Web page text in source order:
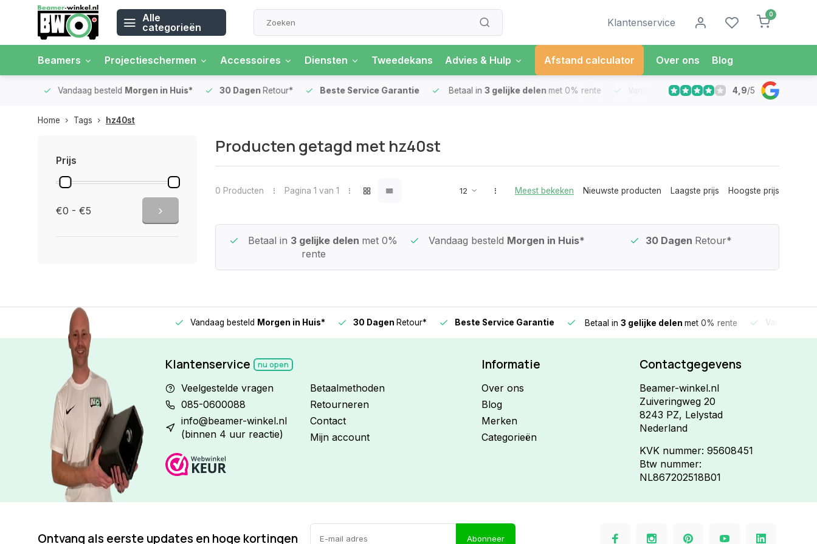
Alle
categorieën
Klantenservice
0
Beamers Projectieschermen Accessoires Diensten Tweedekans Advies & Hulp Afstand calculator Over ons Blog
Vandaag besteldMorgen in Huis* 30 DagenRetour* Beste Service Garantie Betaal in3 gelijke delenmet 0% rente Vandaag besteldMorgen in Huis*
4,9/5
Home Tags hz40st
Prijs
€0 - €5
Producten getagd met hz40st
0 Producten Pagina 1 van 1 Meest bekeken Nieuwste producten Laagste prijs Hoogste prijs
Beste Service Garantie Betaal in 3 gelijke delen met 0%
rente
Vandaag besteld Morgen in Huis* 30 Dagen Retour*
3 gelijke delen Vandaag besteld Morgen in Huis* 30 DagenRetour* Beste Service Garantie Betaal in 3 gelijke delenmet 0% rente Vandaag
Klantenservice nu open
Veelgestelde vragen
085-0600088
info@beamer-winkel.nl
(binnen 4 uur reactie)
Betaalmethoden
Retourneren
Contact
Mijn account
Informatie
Over ons
Blog
Merken
Categorieën
Contactgegevens
Beamer-winkel.nl
Zuiveringweg 20
8243 PZ, Lelystad
Nederland
KVK nummer: 95608451
Btw nummer:
NL867202518B01
Ontvang als eerste updates en hoge kortingen Abonneer